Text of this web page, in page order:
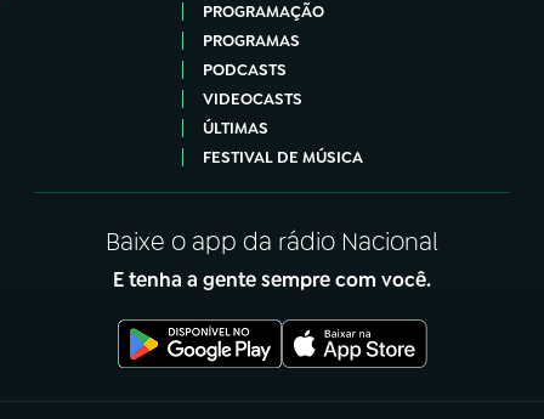
PROGRAMAÇÃO
PROGRAMAS
PODCASTS
VIDEOCASTS
ÚLTIMAS
FESTIVAL DE MÚSICA
Baixe o app da rádio Nacional
E tenha a gente sempre com você.